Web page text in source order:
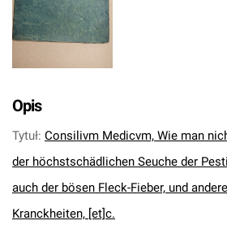
Opis
Tytuł: Consilivm Medicvm, Wie man
der höchstschädlichen Seuche der
auch der bösen Fleck-Fieber, und
Kranckheiten, [et]c.